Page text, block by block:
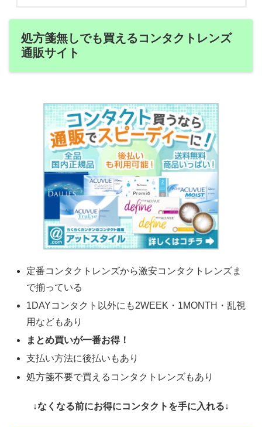
処方箋無しでも買えるコンタクトレンズ
通販サイト
定番コンタクトレンズから激安コンタクトレンズま
で揃っている
1DAYコンタクト以外にも2WEEK・1MONTH・乱視
用などもあり
まとめ買いが一番お得！
支払い方法に後払いもあり
処方箋不要で買えるコンタクトレンズもあり
↓なくなる前にお得にコンタクトを手に入れる↓